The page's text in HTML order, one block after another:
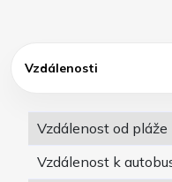
Vzdálenosti
Vzdálenost od pláže
Vzdálenost k